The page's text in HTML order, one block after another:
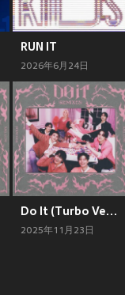
RUN IT
2026年6月24日
Do It (Turbo Version)
2025年11月23日